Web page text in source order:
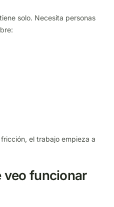
solo. Necesita personas
el trabajo empieza a
veo funcionar